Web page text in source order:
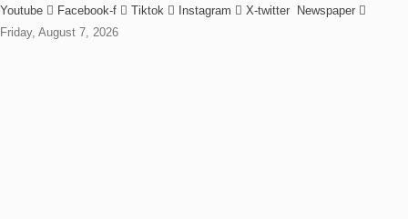
Youtube Facebook-f Tiktok Instagram X-twitter
Newspaper
Friday, August 7, 2026